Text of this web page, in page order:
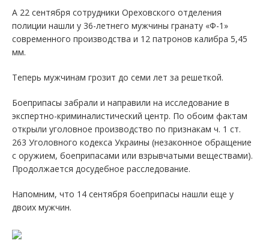
А 22 сентября сотрудники Ореховского отделения
полиции нашли у 36-летнего мужчины гранату «Ф-1»
современного производства и 12 патронов калибра 5,45
мм.
Теперь мужчинам грозит до семи лет за решеткой.
Боеприпасы забрали и направили на исследование в
экспертно-криминалистический центр. По обоим фактам
открыли уголовное производство по признакам ч. 1 ст.
263 Уголовного кодекса Украины (незаконное обращение
с оружием, боеприпасами или взрывчатыми веществами).
Продолжается досудебное расследование.
Напомним, что 14 сентября боеприпасы нашли еще у
двоих мужчин.